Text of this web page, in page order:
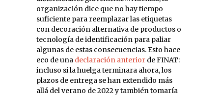
organización dice que no hay tiempo
suficiente para reemplazar las etiquetas
con decoración alternativa de productos o
tecnología de identificación para paliar
algunas de estas consecuencias. Esto hace
eco de una declaración anterior de FINAT:
incluso si la huelga terminara ahora, los
plazos de entrega se han extendido más
allá del verano de 2022 y también tomaría